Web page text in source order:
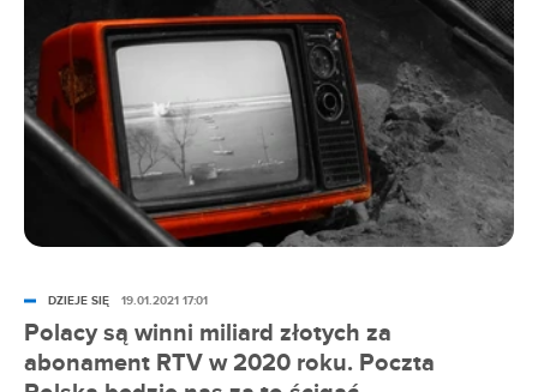
osobowych Poczcie Polskiej.
Polacy są winni miliard złotych za
abonament RTV w 2020 roku. Poczta
DZIEJE SIĘ 19.01.2021 17:01